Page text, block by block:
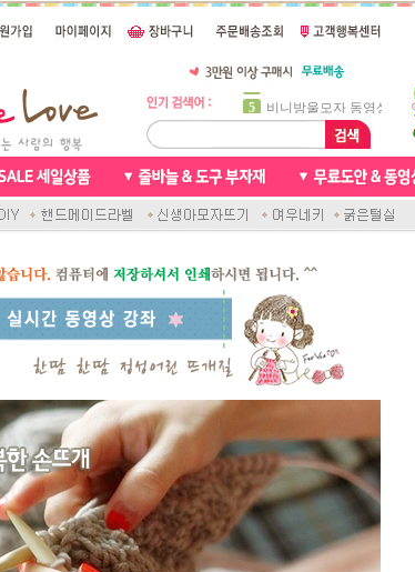
5
비니방울모자 동영상
6
꽈배기목도리
7
천연가죽 핸드메이드라벨
8
신생아모자뜨기
10
손뜨개인형
1
자라무늬 목도리뜨기
3
앤디목도리
프렌치넥워머뜨개질